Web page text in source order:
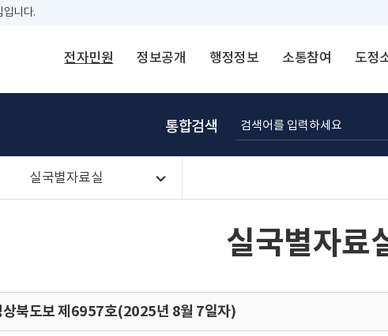
입니다.
전자민원 정보공개 행정정보 소통참여 도정
통합검색
실국별자료실
실국별자료
상북도보 제6957호(2025년 8월 7일자)